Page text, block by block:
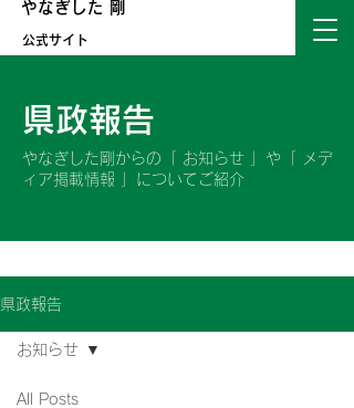
やなぎした 剛
公式サイト
​県政報告
やなぎした剛からの「 お知らせ 」や「 メデ
ィア掲載情報 」についてご紹介
県政報告
All Posts
お知らせ